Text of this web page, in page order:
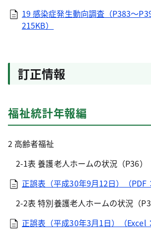
19 感染症発生動向調査（P383～
215KB）
訂正情報
福祉統計年報編
2 高齢者福祉
2-1表 養護老人ホームの状況（P36）
正誤表（平成30年9月12日）（PDF
2-2表 特別養護老人ホームの状況（
正誤表（平成30年3月1日）（Excel